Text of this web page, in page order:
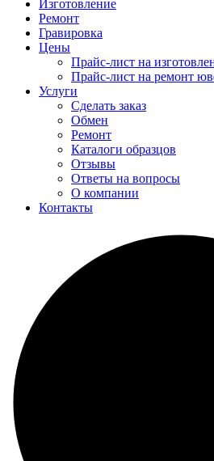
Изготовление
Ремонт
Гравировка
Цены
Прайс-лист на
Прайс-лист на ремонт
Услуги
Сделать заказ
Обмен
Ремонт
Каталоги образцов
Отзывы
Ответы на вопросы
О компании
Контакты